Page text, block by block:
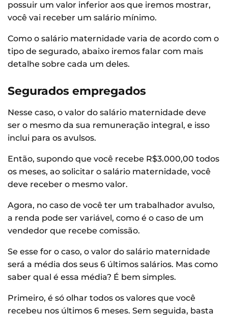
possuir um valor inferior aos que iremos mostrar,
você vai receber um salário mínimo.
Como o salário maternidade varia de acordo com o
tipo de segurado, abaixo iremos falar com mais
detalhe sobre cada um deles.
Segurados empregados
Nesse caso, o valor do salário maternidade deve
ser o mesmo da sua remuneração integral, e isso
inclui para os avulsos.
Então, supondo que você recebe R$3.000,00 todos
os meses, ao solicitar o salário maternidade, você
deve receber o mesmo valor.
Agora, no caso de você ter um trabalhador avulso,
a renda pode ser variável, como é o caso de um
vendedor que recebe comissão.
Se esse for o caso, o valor do salário maternidade
será a média dos seus 6 últimos salários. Mas como
saber qual é essa média? É bem simples.
Primeiro, é só olhar todos os valores que você
recebeu nos últimos 6 meses. Sem seguida, basta